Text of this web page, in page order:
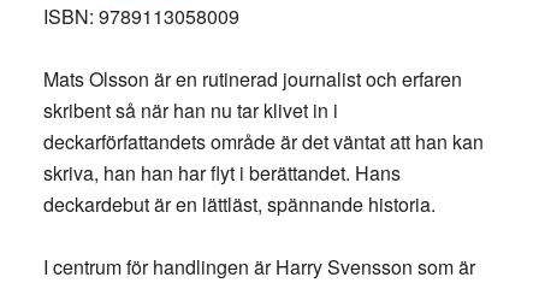
ISBN: 9789113058009
Mats Olsson är en rutinerad journalist och erfaren
skribent så när han nu tar klivet in i
deckarförfattandets område är det väntat att han kan
skriva, han han har flyt i berättandet. Hans
deckardebut är en lättläst, spännande historia.
I centrum för handlingen är Harry Svensson som är